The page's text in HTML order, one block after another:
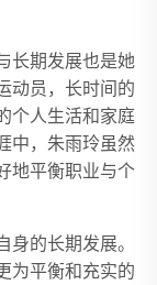
长期发展也是她
动员，长时间的
个人生活和家庭
中，朱雨玲虽然
地平衡职业与个
的长期发展。
为平衡和充实的